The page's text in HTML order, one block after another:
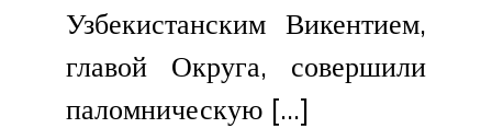
Узбекистанским Викентием,
главой Округа, совершили
паломническую […]